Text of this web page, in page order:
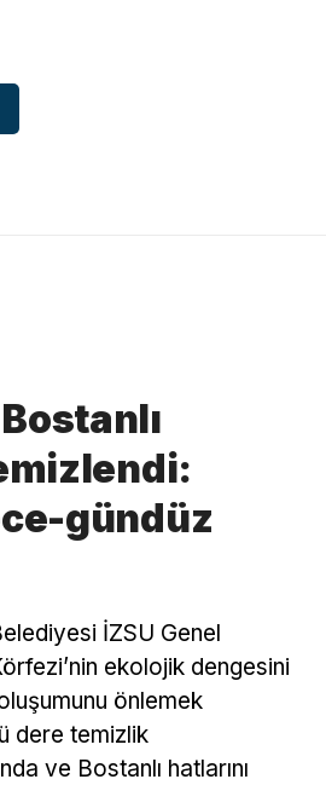
gündüz
İZSU Genel
ekolojik dengesini
önlemek
dere temizlik
ve Bostanlı hatlarını